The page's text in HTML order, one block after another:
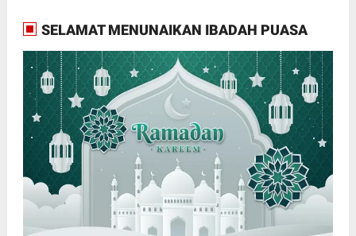
SELAMAT MENUNAIKAN IBADAH PUASA